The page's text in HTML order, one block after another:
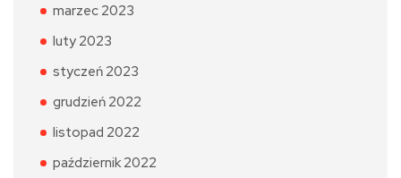
marzec 2023
luty 2023
styczeń 2023
grudzień 2022
listopad 2022
październik 2022